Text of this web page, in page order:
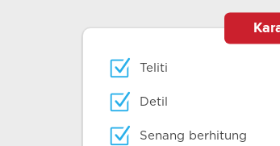
Teliti
Detil
Senang berhitung